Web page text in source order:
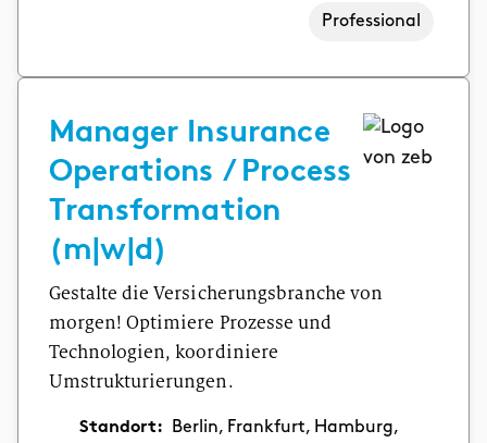
Professional
Manager Insurance
Operations / Process
Transformation
(m|w|d)
Gestalte die Versicherungsbranche von
morgen! Optimiere Prozesse und
Technologien, koordiniere
Umstrukturierungen.
Standort:
Berlin, Frankfurt, Hamburg,